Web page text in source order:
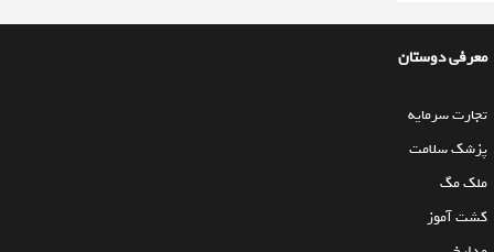
معرفی دوستان
تجارت سرمایه
پزشک سلامت
ملک مگ
کشت آموز